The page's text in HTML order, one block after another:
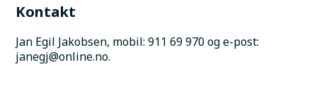
Kontakt
Jan Egil Jakobsen, mobil: 911 69 970 og e-post:
janegj@online.no.